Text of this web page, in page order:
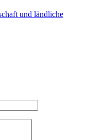
und ländliche